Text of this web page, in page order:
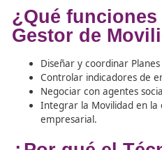
Movilidad.
Artículo 26: Se
figura para centros
por turno.
Los planes deberán
grandes centros de
más de 200
los planes locales y